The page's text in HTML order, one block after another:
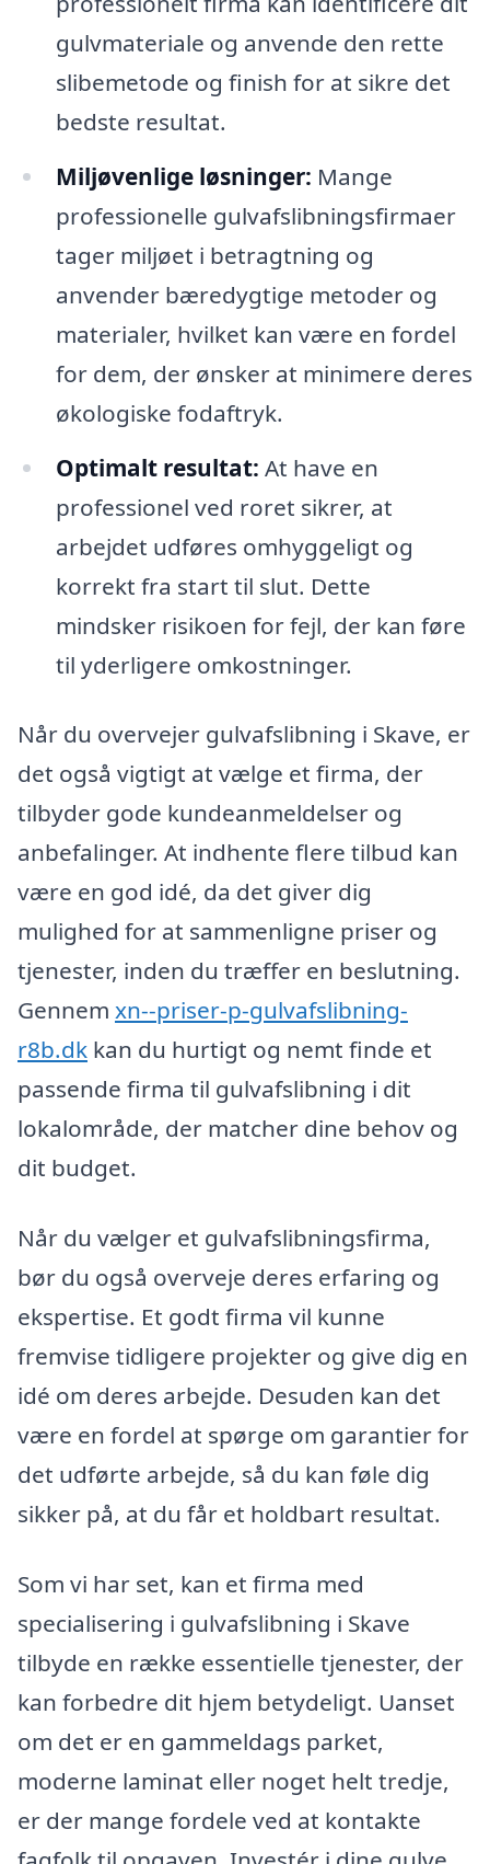
gulvmateriale og anvende den rette
slibemetode og finish for at sikre det
bedste resultat.
Miljøvenlige løsninger: Mange
professionelle gulvafslibningsfirmaer
tager miljøet i betragtning og
anvender bæredygtige metoder og
materialer, hvilket kan være en fordel
for dem, der ønsker at minimere deres
økologiske fodaftryk.
Optimalt resultat: At have en
professionel ved roret sikrer, at
arbejdet udføres omhyggeligt og
korrekt fra start til slut. Dette
mindsker risikoen for fejl, der kan føre
til yderligere omkostninger.
Når du overvejer gulvafslibning i Skave, er
det også vigtigt at vælge et firma, der
tilbyder gode kundeanmeldelser og
anbefalinger. At indhente flere tilbud kan
være en god idé, da det giver dig
mulighed for at sammenligne priser og
tjenester, inden du træffer en beslutning.
Gennem xn--priser-p-gulvafslibning-
r8b.dk kan du hurtigt og nemt finde et
passende firma til gulvafslibning i dit
lokalområde, der matcher dine behov og
dit budget.
Når du vælger et gulvafslibningsfirma,
bør du også overveje deres erfaring og
ekspertise. Et godt firma vil kunne
fremvise tidligere projekter og give dig en
idé om deres arbejde. Desuden kan det
være en fordel at spørge om garantier for
det udførte arbejde, så du kan føle dig
sikker på, at du får et holdbart resultat.
Som vi har set, kan et firma med
specialisering i gulvafslibning i Skave
tilbyde en række essentielle tjenester, der
kan forbedre dit hjem betydeligt. Uanset
om det er en gammeldags parket,
moderne laminat eller noget helt tredje,
er der mange fordele ved at kontakte